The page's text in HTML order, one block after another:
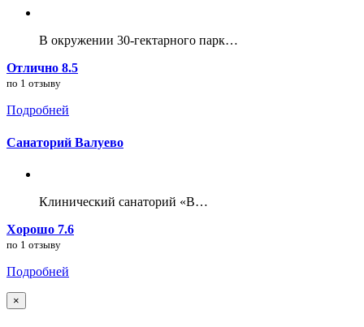
В окружении 30-гектарного парк…
Отлично 8.5
по 1 отзыву
Подробней
Санаторий Валуево
Клинический санаторий «В…
Хорошо 7.6
по 1 отзыву
Подробней
×